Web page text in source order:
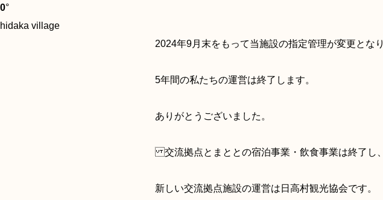
0°
hidaka village
2024年9月末をもって当施設の指定管理が変更となり
5年間の私たちの運営は終了します。
ありがとうございました。
交流拠点とまととの宿泊事業・飲食事業は終了し、
新しい交流拠点施設の運営は日高村観光協会です。